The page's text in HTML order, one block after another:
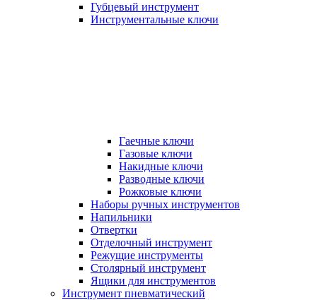
Губцевый инструмент
Инструментальные ключи
Гаечные ключи
Газовые ключи
Накидные ключи
Разводные ключи
Рожковые ключи
Наборы ручных инструментов
Напильники
Отвертки
Отделочный инструмент
Режущие инструменты
Столярный инструмент
Ящики для инструментов
Инструмент пневматический